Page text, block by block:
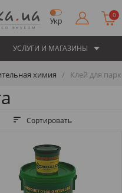
Укр
0
УСЛУГИ И МАГАЗИНЫ
химия Клей для
Сортировать